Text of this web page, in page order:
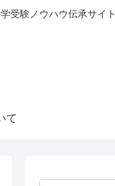
受験ノウハウ伝承サイト
て